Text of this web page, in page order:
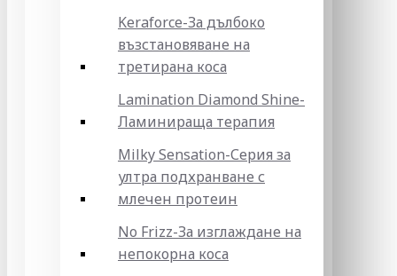
Keraforce-За дълбоко
възстановяване на
третирана коса
Lamination Diamond Shine-
Ламинираща терапия
Milky Sensation-Серия за
ултра подхранване с
млечен протеин
No Frizz-За изглаждане на
непокорна коса